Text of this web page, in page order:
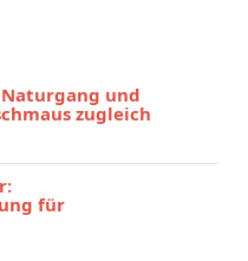
und
zugleich
für